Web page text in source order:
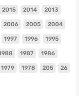
2015 2014 2013
2006 2005 2004
1997 1996 1995
1987 1986
1979 1978 205 26